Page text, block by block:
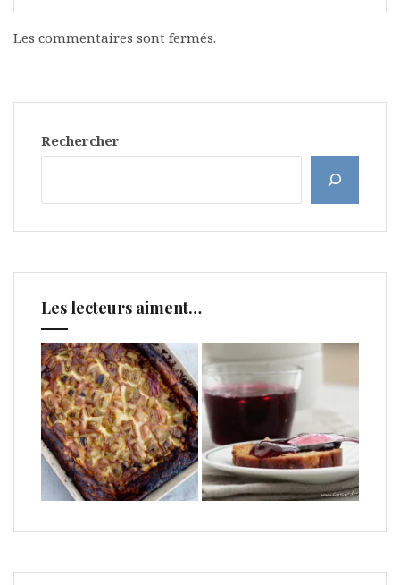
Les commentaires sont fermés.
Rechercher
Les lecteurs aiment…